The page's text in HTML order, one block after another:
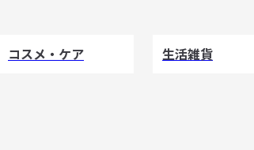
コスメ・ケア 生活雑貨